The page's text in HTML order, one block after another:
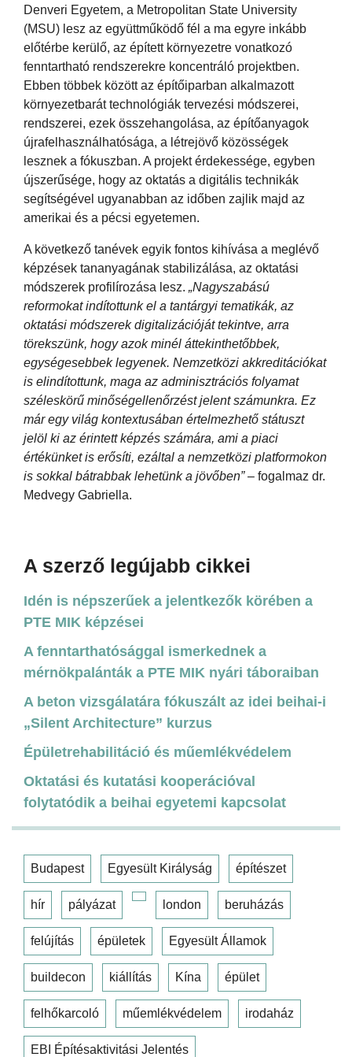
Denveri Egyetem, a Metropolitan State University
(MSU) lesz az együttműködő fél a ma egyre inkább
előtérbe kerülő, az épített környezetre vonatkozó
fenntartható rendszerekre koncentráló projektben.
Ebben többek között az építőiparban alkalmazott
környezetbarát technológiák tervezési módszerei,
rendszerei, ezek összehangolása, az építőanyagok
újrafelhasználhatósága, a létrejövő közösségek
lesznek a fókuszban. A projekt érdekessége, egyben
újszerűsége, hogy az oktatás a digitális technikák
segítségével ugyanabban az időben zajlik majd az
amerikai és a pécsi egyetemen.
A következő tanévek egyik fontos kihívása a meglévő
képzések tananyagának stabilizálása, az oktatási
módszerek profilírozása lesz. „Nagyszabású
reformokat indítottunk el a tantárgyi tematikák, az
oktatási módszerek digitalizációját tekintve, arra
törekszünk, hogy azok minél áttekinthetőbbek,
egységesebbek legyenek. Nemzetközi akkreditációkat
is elindítottunk, maga az adminisztrációs folyamat
széleskörű minőségellenőrzést jelent számunkra. Ez
már egy világ kontextusában értelmezhető státuszt
jelöl ki az érintett képzés számára, ami a piaci
értékünket is erősíti, ezáltal a nemzetközi platformokon
is sokkal bátrabbak lehetünk a jövőben”– fogalmaz dr.
Medvegy Gabriella.
A szerző legújabb cikkei
Idén is népszerűek a jelentkezők körében a
PTE MIK képzései
A fenntarthatósággal ismerkednek a
mérnökpalánták a PTE MIK nyári táboraiban
A beton vizsgálatára fókuszált az idei beihai-i
„Silent Architecture” kurzus
Épületrehabilitáció és műemlékvédelem
Oktatási és kutatási kooperációval
folytatódik a beihai egyetemi kapcsolat
Budapest Egyesült Királyság építészet
hír pályázat london beruházás
felújítás épületek Egyesült Államok
buildecon kiállítás Kína épület
felhőkarcoló műemlékvédelem irodaház
EBI Építésaktivitási Jelentés